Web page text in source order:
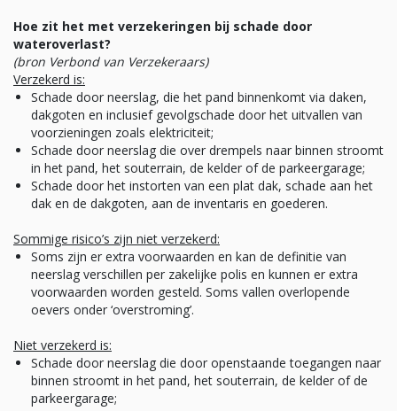
Hoe zit het met verzekeringen bij schade door
wateroverlast?
(bron Verbond van Verzekeraars)
Verzekerd is:
Schade door neerslag, die het pand binnenkomt via daken,
dakgoten en inclusief gevolgschade door het uitvallen van
voorzieningen zoals elektriciteit;
Schade door neerslag die over drempels naar binnen stroomt
in het pand, het souterrain, de kelder of de parkeergarage;
Schade door het instorten van een plat dak, schade aan het
dak en de dakgoten, aan de inventaris en goederen.
Sommige risico’s zijn niet verzekerd:
Soms zijn er extra voorwaarden en kan de definitie van
neerslag verschillen per zakelijke polis en kunnen er extra
voorwaarden worden gesteld. Soms vallen overlopende
oevers onder ‘overstroming’.
Niet verzekerd is:
Schade door neerslag die door openstaande toegangen naar
binnen stroomt in het pand, het souterrain, de kelder of de
parkeergarage;